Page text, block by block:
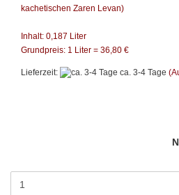
kachetischen Zaren Levan)
Inhalt: 0,187 Liter
Grundpreis: 1 Liter = 36,80 €
Lieferzeit: ca. 3-4 Tage